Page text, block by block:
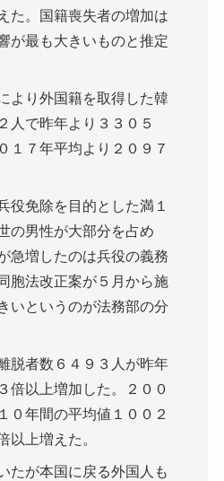
た。国籍喪失者の増加は
が最も大きいものと推定
より外国籍を取得した韓
人で昨年より３３０５
１７年平均より２０９７
役免除を目的とした満１
の男性が大部分を占め
急増したのは兵役の義務
胞法改正案が５月から施
いというのが法務部の分
脱者数６４９３人が昨年
倍以上増加した。２００
０年間の平均値１００２
以上増えた。
たが本国に戻る外国人も